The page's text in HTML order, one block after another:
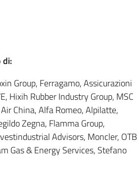
di:
Group, Ferragamo, Assicurazioni
Hixih Rubber Industry Group, MSC
China, Alfa Romeo, Alpilatte,
Zegna, Flamma Group,
Advisors, Moncler, OTB
Gas & Energy Services, Stefano